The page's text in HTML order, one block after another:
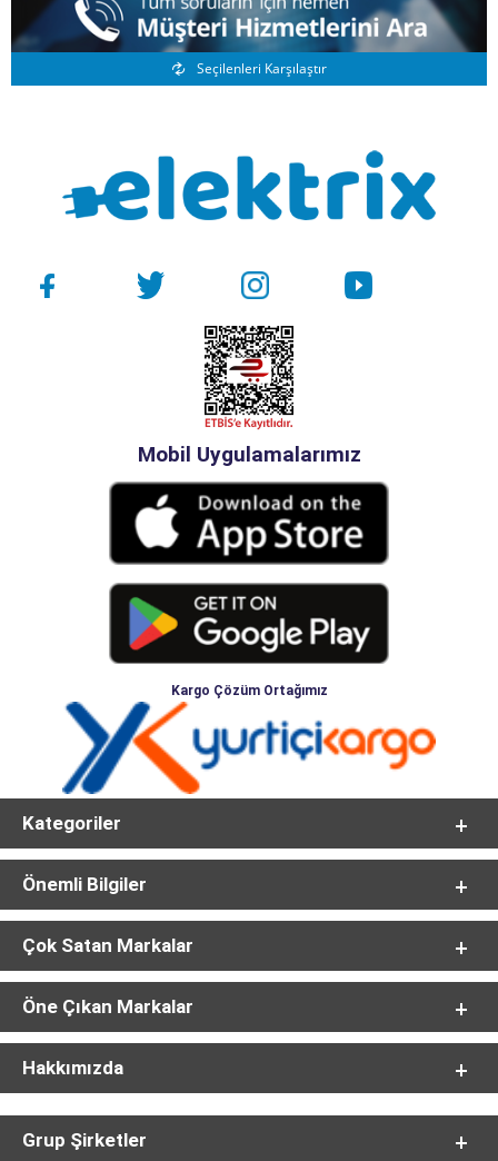
Benzer Ürünler
Seçilenleri Karşılaştır
Mobil Uygulamalarımız
Kargo Çözüm Ortağımız
Kategoriler
Önemli Bilgiler
Çok Satan Markalar
Öne Çıkan Markalar
Hakkımızda
Grup Şirketler